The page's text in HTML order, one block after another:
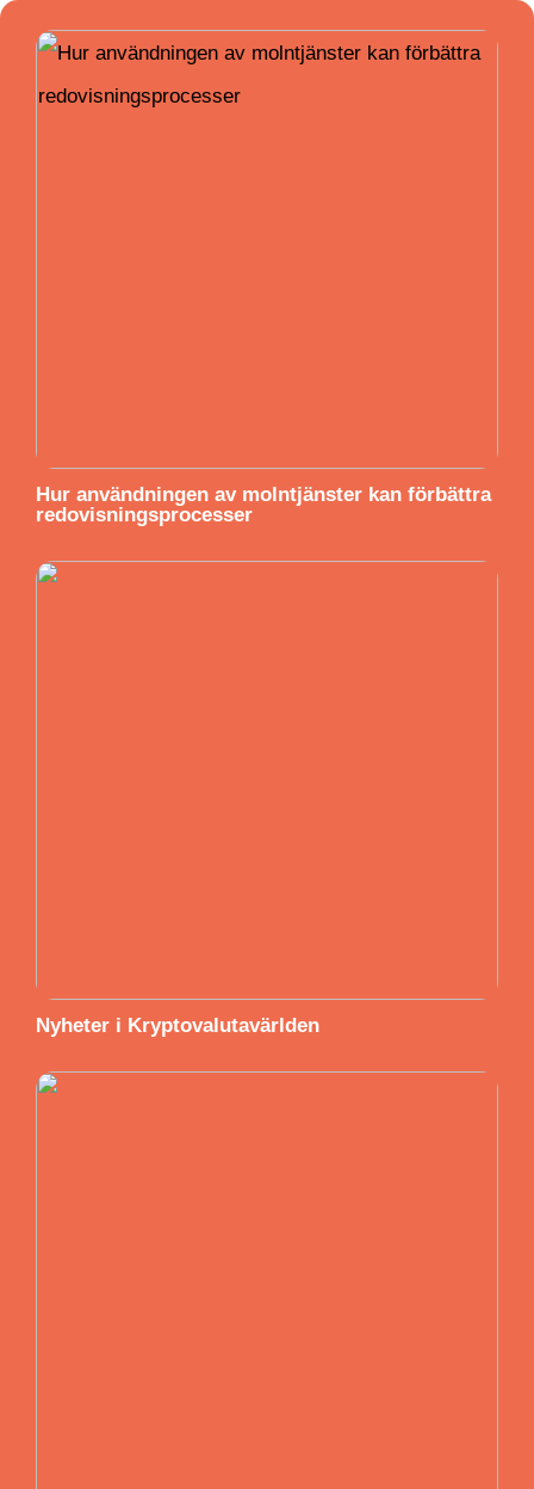
Hur användningen av molntjänster kan förbättra
redovisningsprocesser
Nyheter i Kryptovalutavärlden